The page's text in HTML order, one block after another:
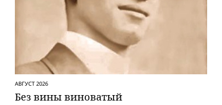
АВГУСТ 2026
Без вины виноватый